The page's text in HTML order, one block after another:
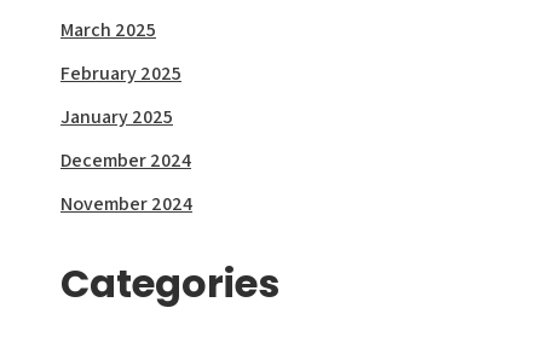
March 2025
February 2025
January 2025
December 2024
November 2024
Categories